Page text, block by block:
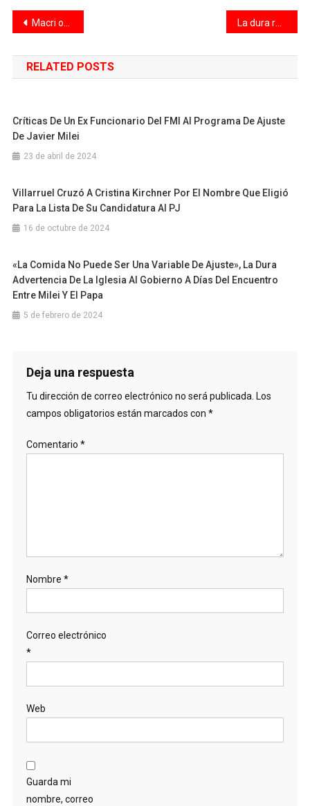
ahora también me querés
matar?”, se preguntó la…
Navegación
de
entradas
Macri operativiza sus intenciones de renovar el PRO en plena negociación con Milei por el rediseño del Gobierno La dura respuesta de Cristina Kirchner a Caputo: “No es el primero de su familia que intenta hacerme callar”
RELATED POSTS
Críticas De Un Ex Funcionario Del FMI Al Programa De Ajuste
De Javier Milei
23 de abril de 2024
Villarruel Cruzó A Cristina Kirchner Por El Nombre Que Eligió
Para La Lista De Su Candidatura Al PJ
16 de octubre de 2024
«La Comida No Puede Ser Una Variable De Ajuste», La Dura
Advertencia De La Iglesia Al Gobierno A Días Del Encuentro
Entre Milei Y El Papa
5 de febrero de 2024
Deja una respuesta
Tu dirección de correo electrónico no será publicada. Los
campos obligatorios están marcados con *
Comentario *
Nombre *
Correo electrónico
*
Web
Guarda mi
nombre, correo